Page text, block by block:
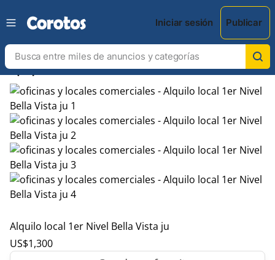
Iniciar sesión Publicar
chevron_leftchevron_right
Alquilo local 1er Nivel Bella Vista ju
US$1,300